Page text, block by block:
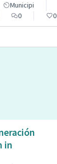
Municipi
0 0
in